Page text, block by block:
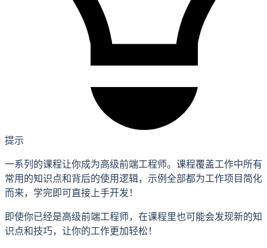
提示
一系列的课程让你成为高级前端工程师。课程覆盖工作中所有
常用的知识点和背后的使用逻辑，示例全部都为工作项目简化
而来，学完即可直接上手开发！
即使你已经是高级前端工程师，在课程里也可能会发现新的知
识点和技巧，让你的工作更加轻松！